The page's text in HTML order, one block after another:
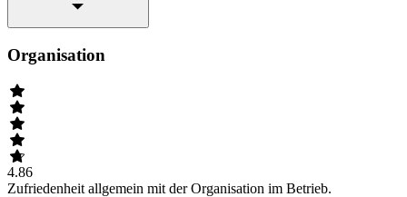
Organisation
4.86
Zufriedenheit allgemein mit der Organisation im Betrieb.